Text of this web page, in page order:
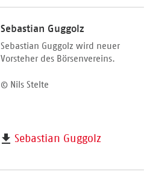
Sebastian Guggolz
Sebastian Guggolz wird neuer
Vorsteher des Börsenvereins.
© Nils Stelte
Sebastian Guggolz